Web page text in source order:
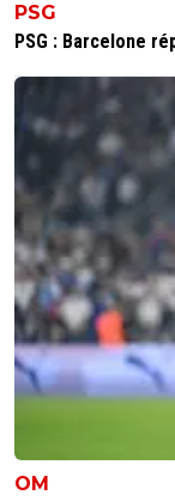
PSG
PSG : Barcelone
OM